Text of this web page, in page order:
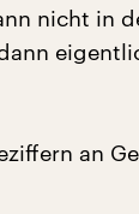
nicht in
an